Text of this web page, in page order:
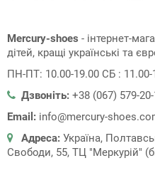
Mercury-shoes - інтернет-
дітей, кращі українські та
ПН-ПТ: 10.00-19.00 СБ : 11.00-
Дзвоніть: +38 (067) 579-
Email: info@mercury-
Адреса: Україна,
Свободи, 55, ТЦ "Меркурій"